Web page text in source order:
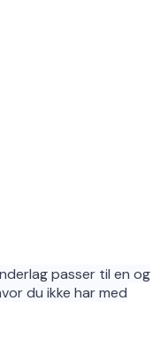
passer til en og
du ikke har med